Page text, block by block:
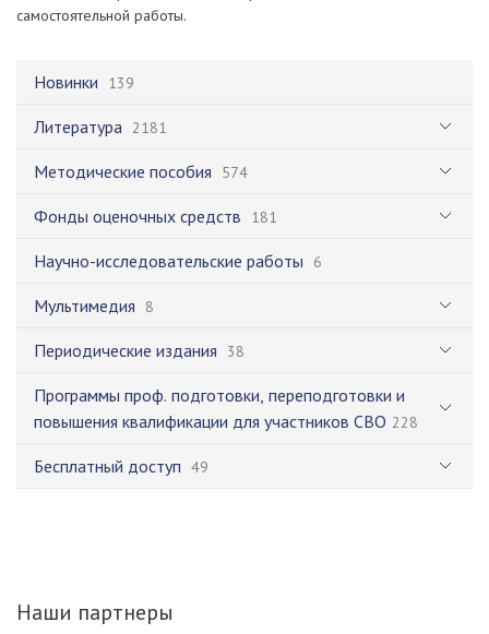
Новинки 139
Литература 2181
Методические пособия 574
Фонды оценочных средств 181
Научно-исследовательские работы 6
Мультимедия 8
Периодические издания 38
Программы проф. подготовки, переподготовки и
повышения квалификации для участников СВО 228
Бесплатный доступ 49
самостоятельной работы.
Наши партнеры